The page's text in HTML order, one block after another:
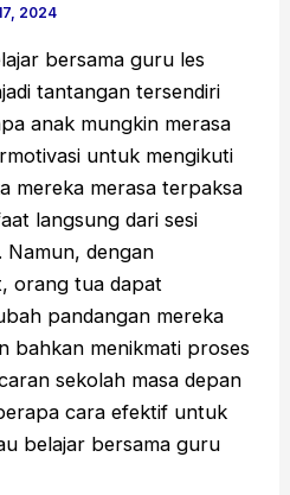
2024
bersama guru les
tantangan tersendiri
anak mungkin merasa
untuk mengikuti
mereka merasa terpaksa
langsung dari sesi
dengan
orang tua dapat
pandangan mereka
bahkan menikmati proses
sekolah masa depan
cara efektif untuk
belajar bersama guru